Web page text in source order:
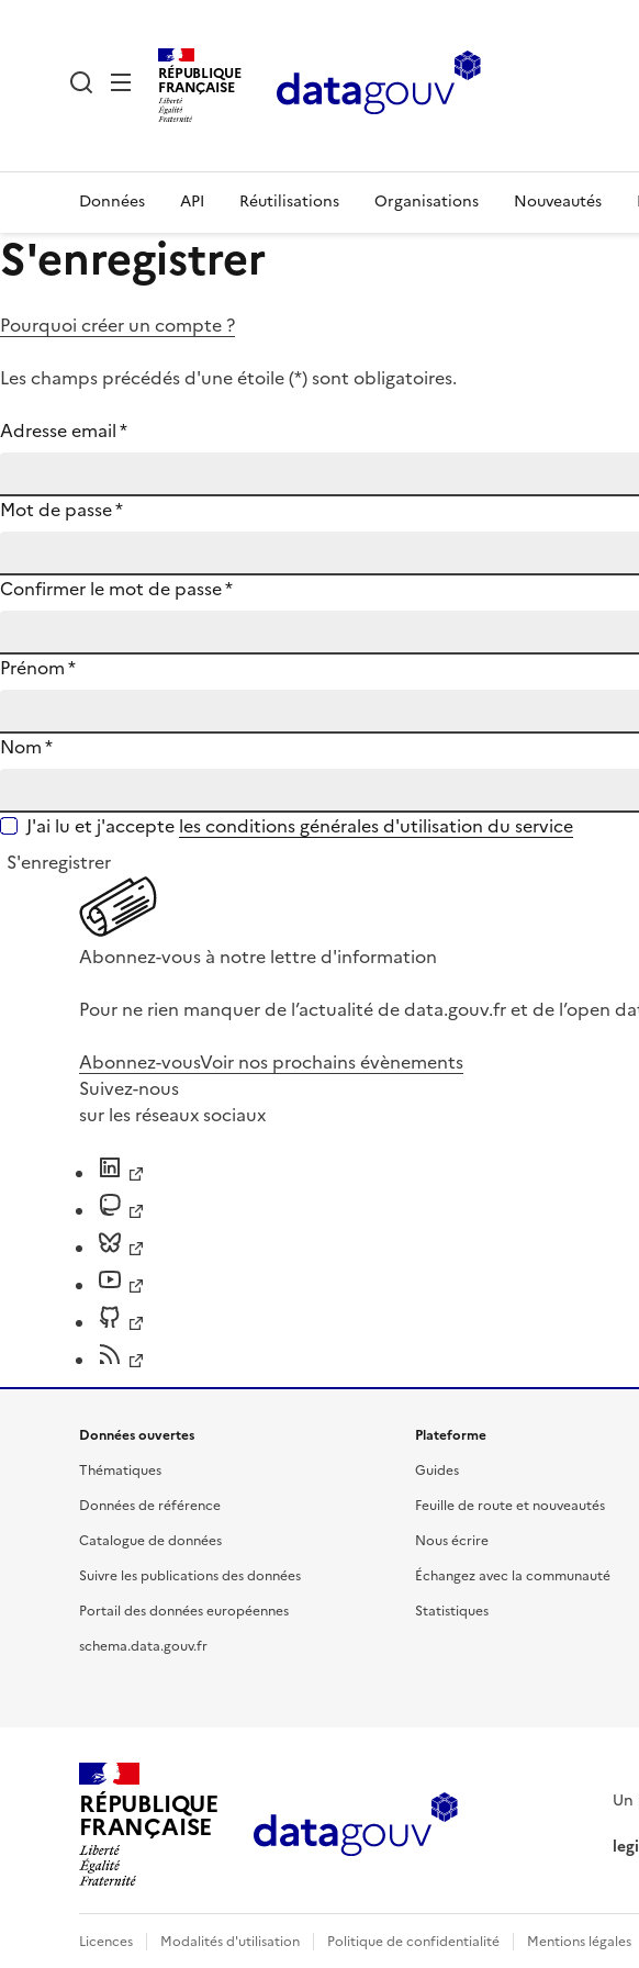
RÉPUBLIQUE
FRANÇAISE
Données API Réutilisations Organisations Nouveautés
S'enregistrer
Pourquoi créer un compte ?
Les champs précédés d'une étoile (*) sont obligatoires.
Adresse email*
Mot de passe*
Confirmer le mot de passe*
Prénom*
Nom*
J'ai lu et j'accepte les conditions générales d'utilisation du service
S'enregistrer
Abonnez-vous à notre lettre d'information
Pour ne rien manquer de l’actualité de data.gouv.fr et de l’open
Abonnez-vousVoir nos prochains évènements
Suivez-nous
sur les réseaux sociaux
Données ouvertes
Thématiques
Données de référence
Catalogue de données
Suivre les publications des données
Portail des données européennes
schema.data.gouv.fr
Plateforme
Guides
Feuille de route et nouveautés
Nous écrire
Échangez avec la communauté
Statistiques
RÉPUBLIQUE
FRANÇAISE
Licences Modalités d'utilisation Politique de confidentialité Mentions légales